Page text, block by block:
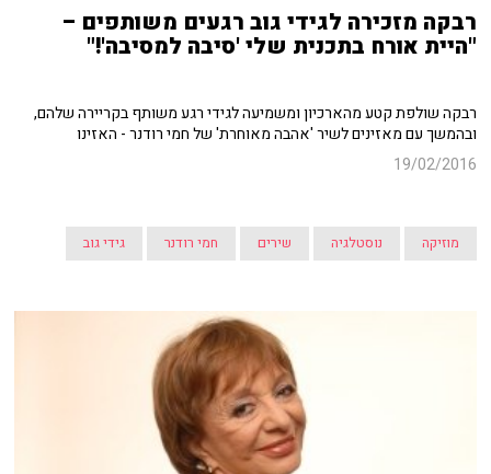
רבקה מזכירה לגידי גוב רגעים משותפים –
"היית אורח בתכנית שלי 'סיבה למסיבה'!"
רבקה שולפת קטע מהארכיון ומשמיעה לגידי רגע משותף בקריירה שלהם,
ובהמשך עם מאזינים לשיר 'אהבה מאוחרת' של חמי רודנר - האזינו
19/02/2016
מוזיקה נוסטלגיה שירים חמי רודנר גידי גוב